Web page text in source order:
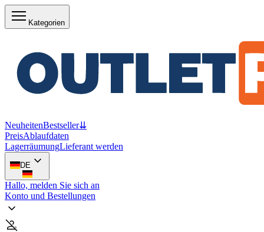
Kategorien
NeuheitenBestseller⇊
PreisAblaufdaten
LagerräumungLieferant werden
DE
Hallo, melden Sie sich an
Konto und Bestellungen